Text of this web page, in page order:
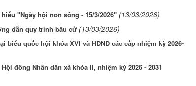
"Ngày hội non sông - 15/3/2026" (13/03/2026)
dẫn quy trình bầu cử (13/03/2026)
biểu quốc hội khóa XVI và HĐND các cấp nhiệm kỳ 2026-
đồng Nhân dân xã khóa II, nhiệm kỳ 2026 - 2031